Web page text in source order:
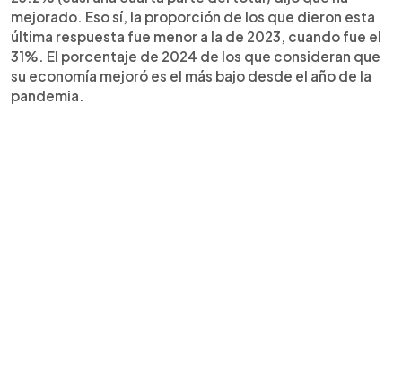
mejorado. Eso sí, la proporción de los que dieron esta
última respuesta fue menor a la de 2023, cuando fue el
31%. El porcentaje de 2024 de los que consideran que
su economía mejoró es el más bajo desde el año de la
pandemia.